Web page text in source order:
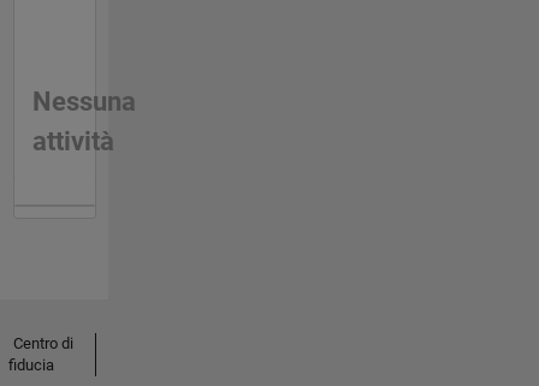
Nessuna
attività
Centro di
fiducia